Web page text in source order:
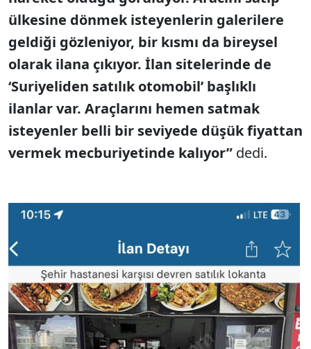
ülkesine dönmek isteyenlerin galerilere
geldiği gözleniyor, bir kısmı da bireysel
olarak ilana çıkıyor. İlan sitelerinde de
‘Suriyeliden satılık otomobil’ başlıklı
ilanlar var. Araçlarını hemen satmak
isteyenler belli bir seviyede düşük fiyattan
vermek mecburiyetinde kalıyor” dedi.